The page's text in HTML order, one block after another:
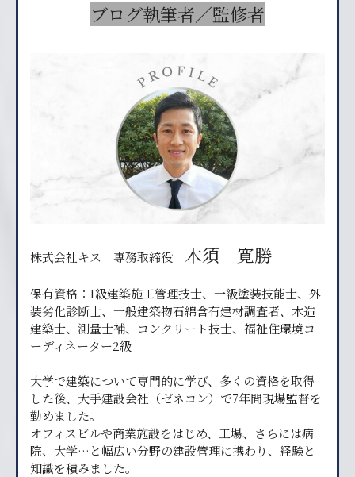
ブログ執筆者／監修者
株式会社キス 専務取締役 木須 寛勝
保有資格：1級建築施工管理技士、一級塗装技能士、外
装劣化診断士、一般建築物石綿含有建材調査者、木造
建築士、測量士補、コンクリート技士、福祉住環境コ
ーディネーター2級
大学で建築について専門的に学び、多くの資格を取得
した後、大手建設会社（ゼネコン）で7年間現場監督を
勤めました。
オフィスビルや商業施設をはじめ、工場、さらには病
院、大学…と幅広い分野の建設管理に携わり、経験と
知識を積みました。